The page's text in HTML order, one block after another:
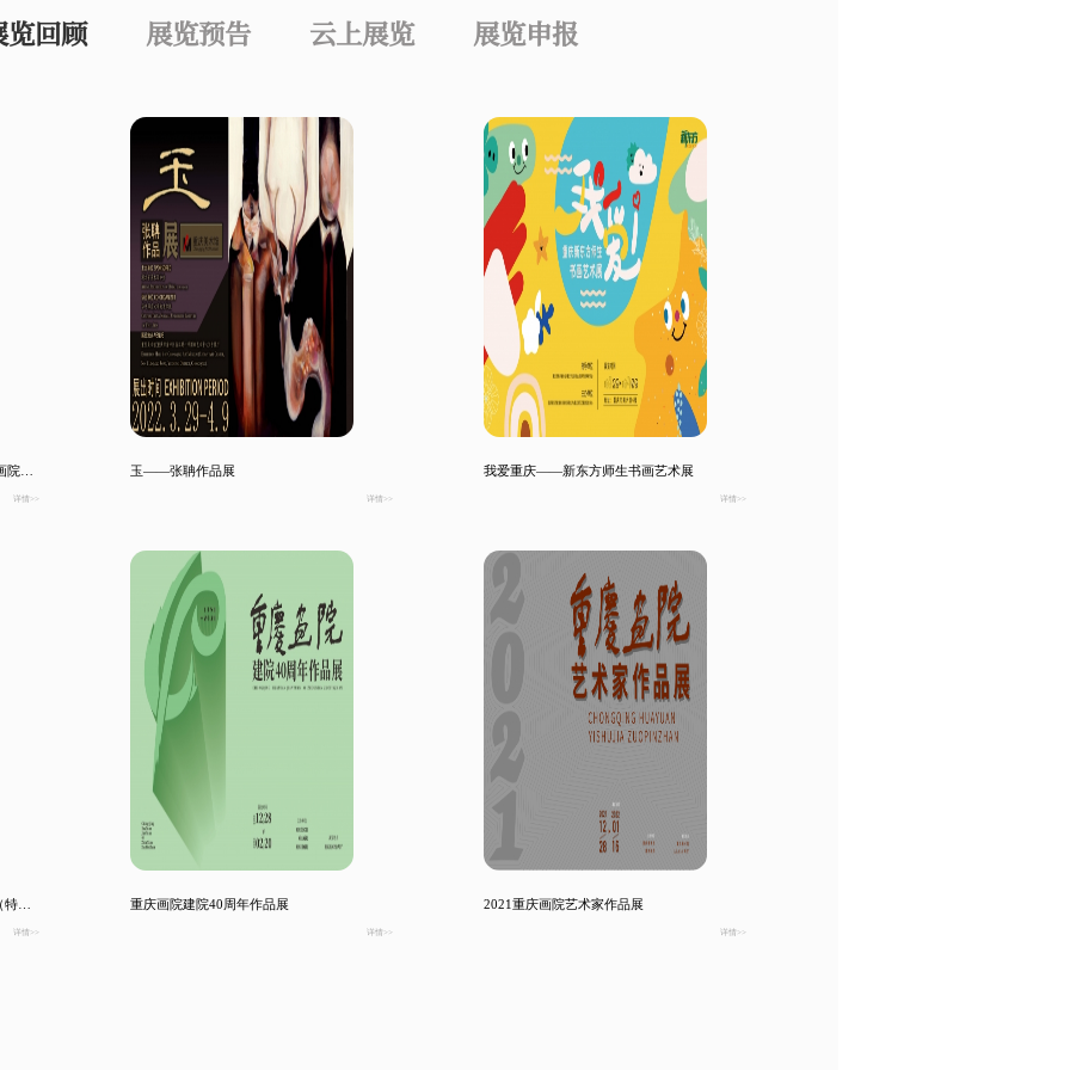
览回顾 展览预告 云上展览 展览申报
详情>>
玉——张聃作品展
详情>>
我爱重庆——新东方师生书画艺术展
详情>>
拾光纪•克里斯托弗自然艺术世界巡展（特展）
详情>>
重庆画院建院40周年作品展
详情>>
2021重庆画院艺术家作品展
详情>>